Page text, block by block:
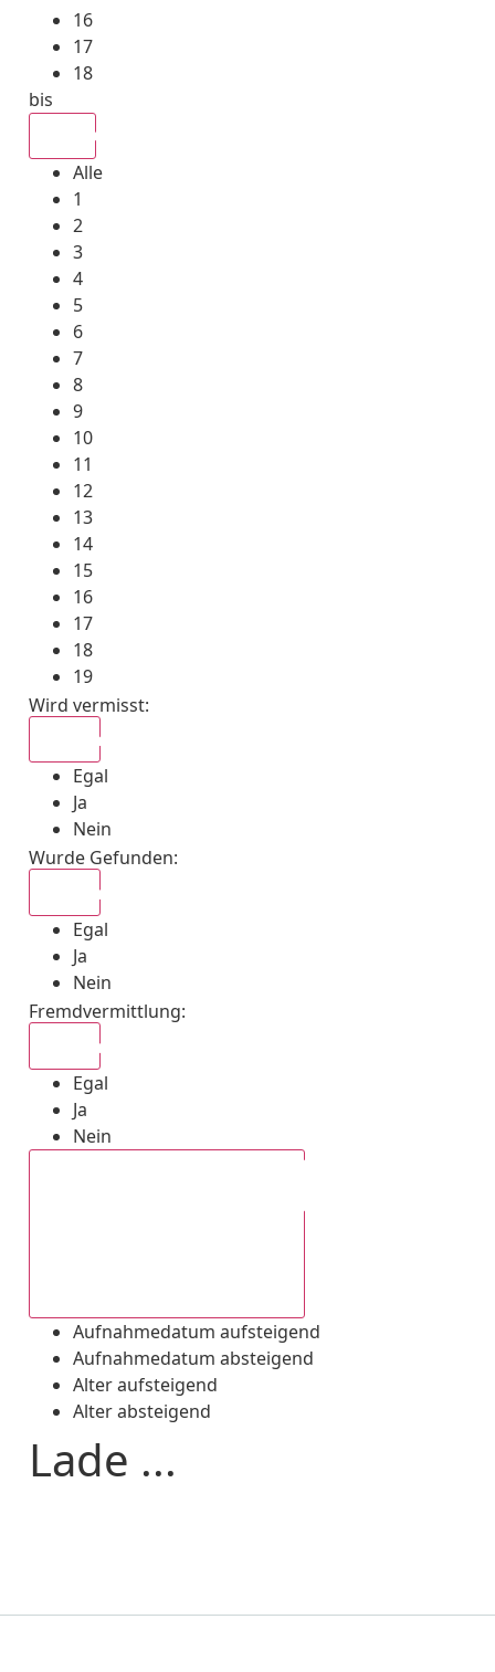
16
17
18
bis
Alle
1
2
3
4
5
6
7
8
9
10
11
12
13
14
15
16
17
18
19
Wird vermisst:
Egal
Ja
Nein
Wurde Gefunden:
Egal
Ja
Nein
Fremdvermittlung:
Egal
Ja
Nein
Aufnahmedatum aufsteigend
Aufnahmedatum absteigend
Alter aufsteigend
Alter absteigend
Lade ...